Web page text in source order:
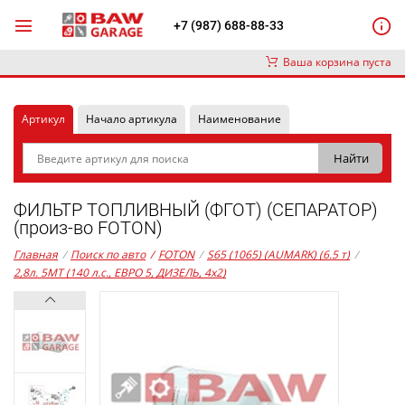
+7 (987) 688-88-33
Ваша корзина пуста
Артикул Начало артикула Наименование
ФИЛЬТР ТОПЛИВНЫЙ (ФГОТ) (СЕПАРАТОР)
(произ-во FOTON)
Главная / Поиск по авто / FOTON / S65 (1065) (AUMARK) (6.5 т) /
2,8л. 5MT (140 л.с., ЕВРО 5, ДИЗЕЛЬ, 4x2)